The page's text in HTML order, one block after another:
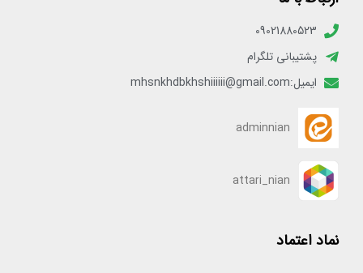
09021880523
پشتیبانی تلگرام
ایمیل:mhsnkhdbkhshiiiiii@gmail.com
adminnian
attari_nian
نماد اعتماد